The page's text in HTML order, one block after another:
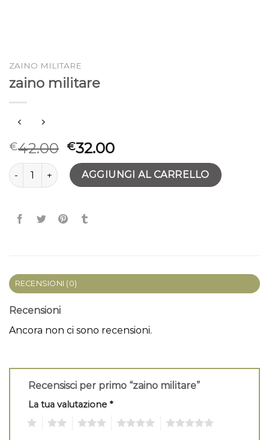
ZAINO MILITARE
zaino militare
€42.00 €32.00
zaino militare quantitàAGGIUNGI AL CARRELLO
RECENSIONI (0)
Recensioni
Ancora non ci sono recensioni.
Recensisci per primo “zaino militare”
La tua valutazione *